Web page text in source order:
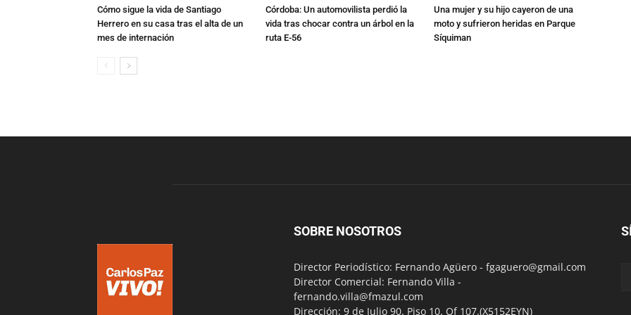
Cómo sigue la vida de Santiago
Herrero en su casa tras el alta de un
mes de internación
Córdoba: Un automovilista perdió la
vida tras chocar contra un árbol en la
ruta E-56
Una mujer y su hijo cayeron de una
moto y sufrieron heridas en Parque
Síquiman
SOBRE NOSOTROS
Director Periodístico: Fernando Agüero - fgaguero@gmail.com
Director Comercial: Fernando Villa -
fernando.villa@fmazul.com
Dirección: 9 de Julio 90. Piso 10. Of 107.(X5152EYN)